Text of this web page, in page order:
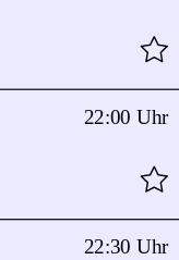
22:00 Uhr
22:30 Uhr